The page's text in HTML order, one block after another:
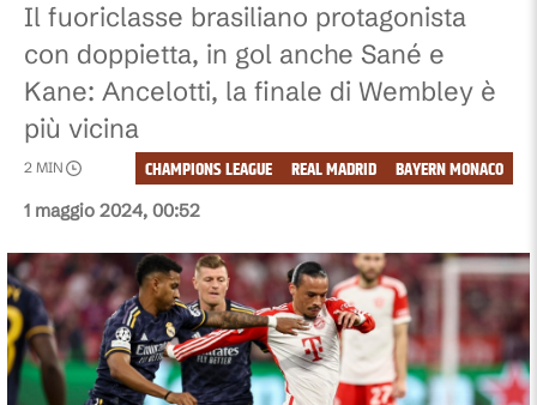
Il fuoriclasse brasiliano protagonista
con doppietta, in gol anche Sané e
Kane: Ancelotti, la finale di Wembley è
più vicina
1 maggio 2024, 00:52
2 MIN BAYERN MONACO
REAL MADRID
CHAMPIONS LEAGUE